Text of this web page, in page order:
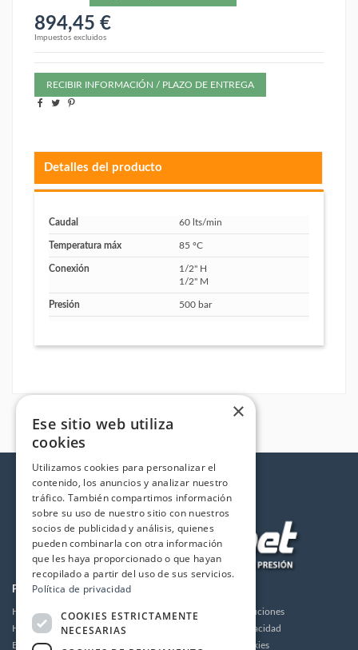
894,45 €
Impuestos excluidos
RECIBIR INFORMACIÓN / PLAZO DE ENTREGA
Detalles del producto
Caudal 60 lts/min
Temperatura máx 85 ºC
Conexión
1/2" H
1/2" M
Presión 500 bar
PRODUCTOS
Hidrolimpiadoras
Humidificación
Bombas de alta presión
Envios y devoluciones
Política de privacidad
Política de cookies
×
Ese sitio web utiliza
cookies
Utilizamos cookies para personalizar el
contenido, los anuncios y analizar nuestro
tráfico. También compartimos información
sobre su uso de nuestro sitio con nuestros
socios de publicidad y análisis, quienes
pueden combinarla con otra información
que les haya proporcionado o que hayan
recopilado a partir del uso de sus servicios.
Política de privacidad
COOKIES ESTRICTAMENTE
NECESARIAS